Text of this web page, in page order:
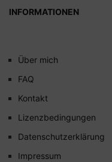
INFORMATIONEN
Über mich
FAQ
Kontakt
Lizenzbedingungen
Datenschutzerklärung
Impressum